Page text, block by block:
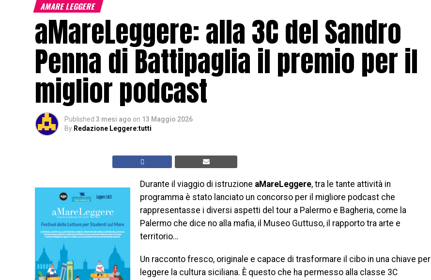
AMARE LEGGERE
aMareLeggere: alla 3C del Sandro
Penna di Battipaglia il premio per il
miglior podcast
Published 3 mesi ago on 13 Maggio 2026
By Redazione Leggere:tutti
Durante il viaggio di istruzione aMareLeggere, tra le tante attività in
programma è stato lanciato un concorso per il migliore podcast che
rappresentasse i diversi aspetti del tour a Palermo e Bagheria, come la
Palermo che dice no alla mafia, il Museo Guttuso, il rapporto tra arte e
territorio…
Un racconto fresco, originale e capace di trasformare il cibo in una chiave per
leggere la cultura siciliana. È questo che ha permesso alla classe 3C